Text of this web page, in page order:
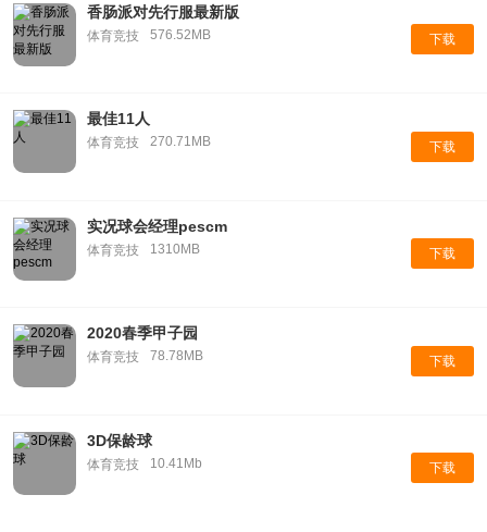
香肠派对先行服最新版
体育竞技 576.52MB 下载
最佳11人
体育竞技 270.71MB 下载
实况球会经理pescm
体育竞技 1310MB 下载
2020春季甲子园
体育竞技 78.78MB 下载
3D保龄球
体育竞技 10.41Mb 下载